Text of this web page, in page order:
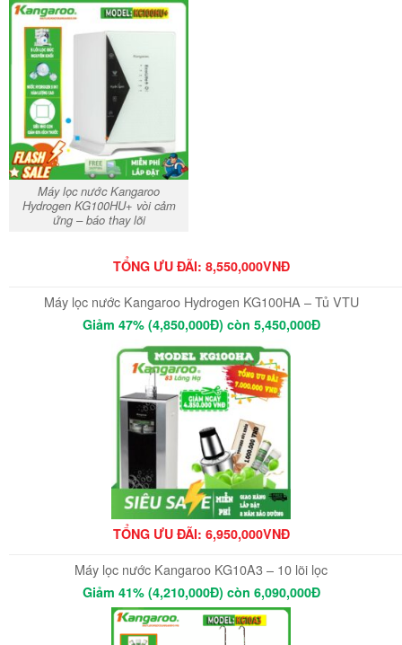
Máy lọc nước Kangaroo
Hydrogen KG100HU+ vòi cảm
ứng – báo thay lõi
TỔNG ƯU ĐÃI: 8,550,000VNĐ
Máy lọc nước Kangaroo Hydrogen KG100HA – Tủ VTU
Giảm 47% (4,850,000Đ) còn 5,450,000Đ
TỔNG ƯU ĐÃI: 6,950,000VNĐ
Máy lọc nước Kangaroo KG10A3 – 10 lõi lọc
Giảm 41% (4,210,000Đ) còn 6,090,000Đ